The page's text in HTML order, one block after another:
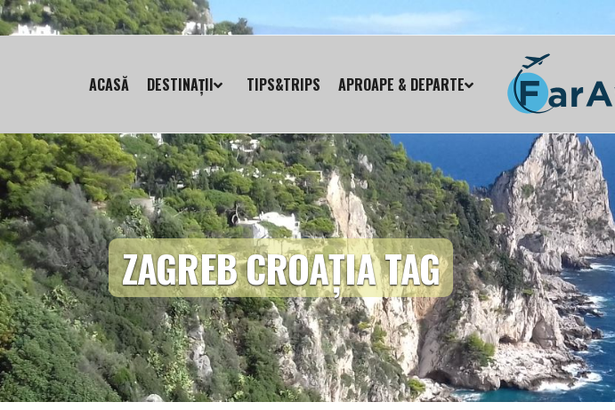
ACASĂ DESTINAȚII TIPS&TRIPS APROAPE & DEPARTE
ZAGREB CROAȚIA TAG